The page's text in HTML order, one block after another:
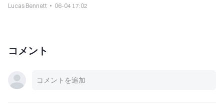
Lucas Bennett 06-04 17:02
コメント